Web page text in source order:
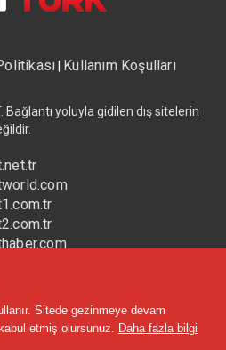
| Kullanım Koşulları
Bağlantı yoluyla gidilen dış sitelerin
Sitede gezinmeye devam
etmiş olursunuz. Daha fazla bilgi